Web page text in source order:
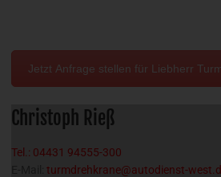
Jetzt Anfrage stellen für Liebherr
Christoph Rieß
Tel.: 04431 94555-300
turmdrehkrane@autodienst-